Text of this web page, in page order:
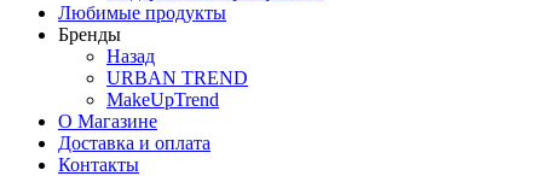
Любимые продукты
Бренды
Назад
URBAN TREND
MakeUpTrend
О Магазине
Доставка и оплата
Контакты